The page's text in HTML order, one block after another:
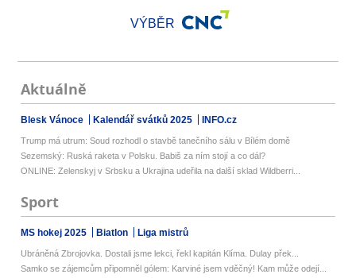
VÝBĚR
Aktuálně
Blesk Vánoce Kalendář svátků 2025 INFO.cz
Trump má utrum: Soud rozhodl o stavbě tanečního sálu v Bílém domě
Sezemský: Ruská raketa v Polsku. Babiš za ním stojí a co dál?
ONLINE: Zelenskyj v Srbsku a Ukrajina udeřila na další sklad Wildberri...
Sport
MS hokej 2025 Biatlon Liga mistrů
Ubráněná Zbrojovka. Dostali jsme lekci, řekl kapitán Klíma. Dulay přek...
Samko se zájemcům připomněl gólem: Karviné jsem vděčný! Kam může odejí...